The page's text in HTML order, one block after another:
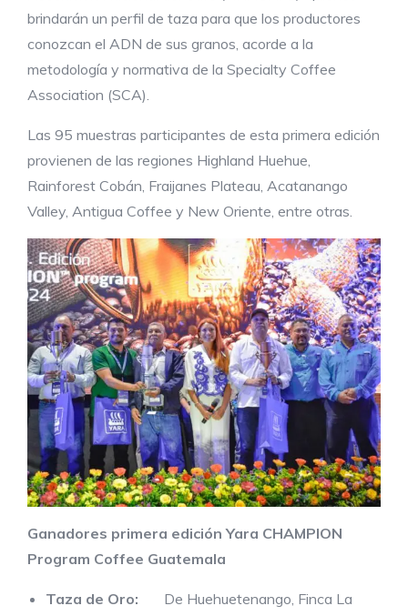
brindarán un perfil de taza para que los productores
conozcan el ADN de sus granos, acorde a la
metodología y normativa de la Specialty Coffee
Association (SCA).
Las 95 muestras participantes de esta primera edición
provienen de las regiones Highland Huehue,
Rainforest Cobán, Fraijanes Plateau, Acatanango
Valley, Antigua Coffee y New Oriente, entre otras.
Ganadores primera edición Yara CHAMPION
Program Coffee Guatemala
Taza de Oro: De Huehuetenango, Finca La